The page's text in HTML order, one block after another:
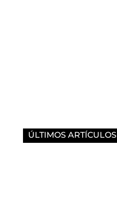
ÚLTIMOS ARTÍCULOS